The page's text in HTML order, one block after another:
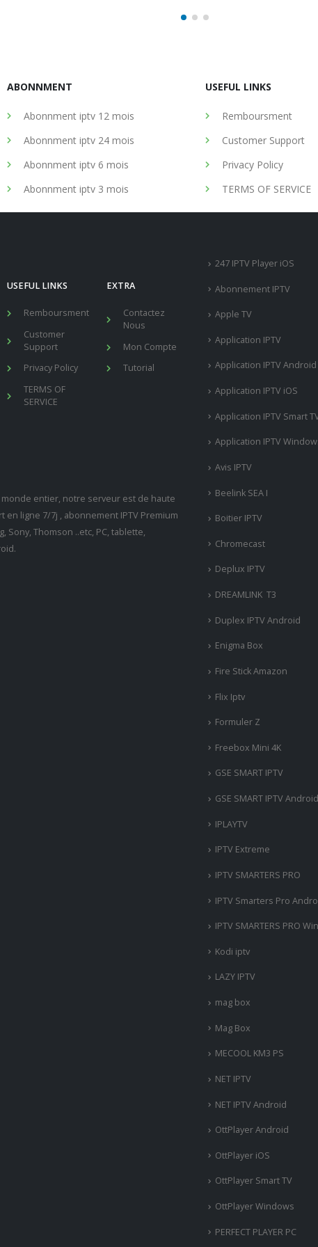
ABONNMENT
Abonnment iptv 12 mois
Abonnment iptv 24 mois
Abonnment iptv 6 mois
Abonnment iptv 3 mois
USEFUL LINKS
Remboursment
Customer Support
Privacy Policy
TERMS OF SERVICE
USEFUL LINKS
Remboursment
Customer
Support
Privacy Policy
TERMS OF
SERVICE
EXTRA
Contactez
Nous
Mon Compte
Tutorial
entier, notre serveur est de haute
ligne 7/7j , abonnement IPTV Premium
Sony, Thomson ..etc, PC, tablette,
247 IPTV Player iOS
Abonnement IPTV
Apple TV
Application IPTV
Application IPTV Android
Application IPTV iOS
Application IPTV Smart
Application IPTV
Avis IPTV
Beelink SEA I
Boitier IPTV
Chromecast
Deplux IPTV
DREAMLINK T3
Duplex IPTV Android
Enigma Box
Fire Stick Amazon
Flix Iptv
Formuler Z
Freebox Mini 4K
‎GSE SMART IPTV
GSE SMART IPTV Android
IPLAYTV
IPTV Extreme
IPTV SMARTERS PRO
IPTV Smarters Pro
IPTV SMARTERS PRO
Kodi iptv
LAZY IPTV
mag box
Mag Box
MECOOL KM3 PS
NET IPTV
NET IPTV Android
OttPlayer Android
OttPlayer iOS
OttPlayer Smart TV
OttPlayer Windows
PERFECT PLAYER PC